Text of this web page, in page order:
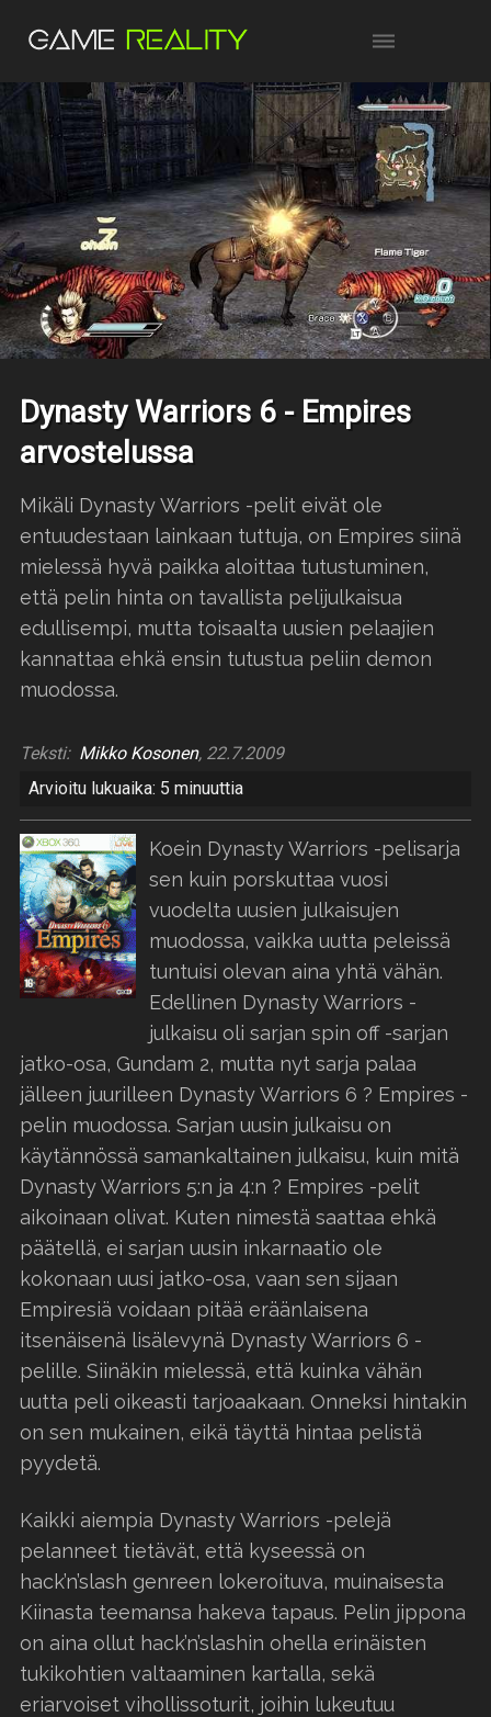
Dynasty Warriors 6 - Empires
arvostelussa
Mikäli Dynasty Warriors -pelit eivät ole
entuudestaan lainkaan tuttuja, on Empires siinä
mielessä hyvä paikka aloittaa tutustuminen,
että pelin hinta on tavallista pelijulkaisua
edullisempi, mutta toisaalta uusien pelaajien
kannattaa ehkä ensin tutustua peliin demon
muodossa.
Teksti: Mikko Kosonen, 22.7.2009
Arvioitu lukuaika: 5 minuuttia
Koein Dynasty Warriors -pelisarja
sen kuin porskuttaa vuosi
vuodelta uusien julkaisujen
muodossa, vaikka uutta peleissä
tuntuisi olevan aina yhtä vähän.
Edellinen Dynasty Warriors -
julkaisu oli sarjan spin off -sarjan
jatko-osa, Gundam 2, mutta nyt sarja palaa
jälleen juurilleen Dynasty Warriors 6 ? Empires -
pelin muodossa. Sarjan uusin julkaisu on
käytännössä samankaltainen julkaisu, kuin mitä
Dynasty Warriors 5:n ja 4:n ? Empires -pelit
aikoinaan olivat. Kuten nimestä saattaa ehkä
päätellä, ei sarjan uusin inkarnaatio ole
kokonaan uusi jatko-osa, vaan sen sijaan
Empiresiä voidaan pitää eräänlaisena
itsenäisenä lisälevynä Dynasty Warriors 6 -
pelille. Siinäkin mielessä, että kuinka vähän
uutta peli oikeasti tarjoaakaan. Onneksi hintakin
on sen mukainen, eikä täyttä hintaa pelistä
pyydetä.
Kaikki aiempia Dynasty Warriors -pelejä
pelanneet tietävät, että kyseessä on
hack’n’slash genreen lokeroituva, muinaisesta
Kiinasta teemansa hakeva tapaus. Pelin jippona
on aina ollut hack’n’slashin ohella erinäisten
tukikohtien valtaaminen kartalla, sekä
eriarvoiset vihollissoturit, joihin lukeutuu